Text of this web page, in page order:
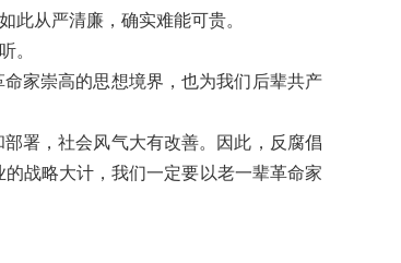
从严清廉，确实难能可贵。
。
家崇高的思想境界，也为我们后辈共产
署，社会风气大有改善。因此，反腐倡
战略大计，我们一定要以老一辈革命家